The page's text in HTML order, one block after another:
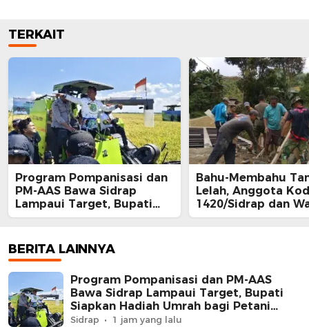
TERKAIT
Program Pompanisasi dan
PM-AAS Bawa Sidrap
Lampaui Target, Bupati
Siapkan Hadiah Umrah
Bahu-Membahu
Lelah, Anggota
1420/Sidrap dan
Tana Toro Kebut
BERITA LAINNYA
Program Pompanisasi dan PM-AAS
Bawa Sidrap Lampaui Target, Bupati
Siapkan Hadiah Umrah bagi Petani
Berprestasi
Sidrap 1 jam yang lalu